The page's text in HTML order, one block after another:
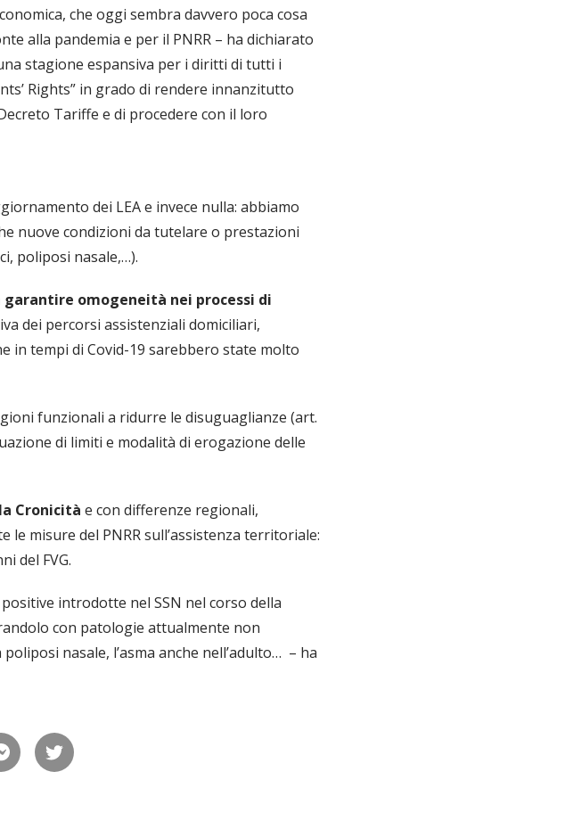
che oggi sembra davvero poca cosa
alla pandemia e per il PNRR – ha dichiarato
stagione espansiva per i diritti di tutti i
Rights” in grado di rendere innanzitutto
Tariffe e di procedere con il loro
dei LEA e invece nulla: abbiamo
nuove condizioni da tutelare o prestazioni
poliposi nasale,…).
omogeneità nei processi di
dei percorsi assistenziali domiciliari,
in tempi di Covid-19 sarebbero state molto
funzionali a ridurre le disuguaglianze (art.
di limiti e modalità di erogazione delle
Cronicità e con differenze regionali,
misure del PNRR sull’assistenza territoriale:
del FVG.
introdotte nel SSN nel corso della
con patologie attualmente non
nasale, l’asma anche nell’adulto… – ha